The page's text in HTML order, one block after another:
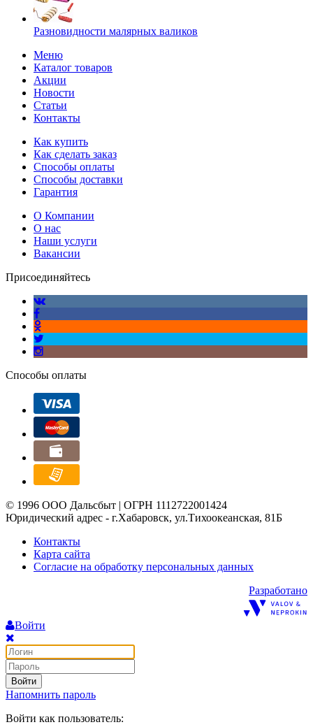
Разновидности малярных валиков
Меню
Каталог товаров
Акции
Новости
Статьи
Контакты
Как купить
Как сделать заказ
Способы оплаты
Способы доставки
Гарантия
О Компании
О нас
Наши услуги
Вакансии
Присоединяйтесь
Способы оплаты
© 1996 ООО Дальсбыт | ОГРН 1112722001424
Юридический адрес - г.Хабаровск, ул.Тихоокеанская, 81Б
Контакты
Карта сайта
Согласие на обработку персональных данных
Разработано
Войти
Войти
Напомнить пароль
Войти как пользователь: